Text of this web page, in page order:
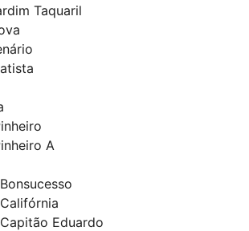
Taquaril
A
Eduardo